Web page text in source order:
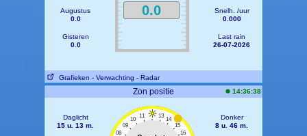
Augustus
0.0
Gisteren
0.0
0.0
Snelh. /uur
0.000
Last rain
26-07-2026
Grafieken - Verwachting - Radar
Zon positie 14:36:38
Daglicht
15 u. 13 m.
11 13
10
14
09
15
08
16
Donker
8 u. 46 m.